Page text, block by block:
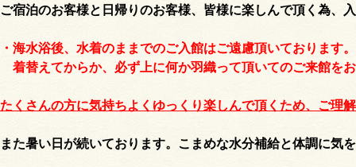
ご宿泊のお客様と日帰りのお客様、皆様に楽しんで頂く為、
・海水浴後、水着のままでのご入館はご遠慮頂いております。
着替えてからか​、必ず上に何か羽織って頂いてのご来館を
たくさんの方に気持ちよくゆっくり楽しんで頂くため、ご理
また暑い日が続いております。こまめな水分補給と体調に気